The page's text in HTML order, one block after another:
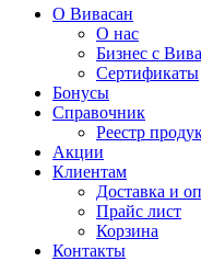
О Вивасан
О нас
Бизнес с
Сертификаты
Бонусы
Справочник
Реестр
Акции
Клиентам
Доставка и
Прайс лист
Корзина
Контакты